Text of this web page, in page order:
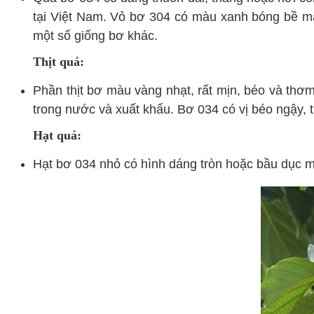
tại Việt Nam. Vỏ bơ 304 có màu xanh bóng bề
một số giống bơ khác.
Thịt quả:
Phần thịt bơ màu vàng nhạt, rất mịn, béo và
trong nước và xuất khẩu. Bơ 034 có vị béo
Hạt quả:
Hạt bơ 034 nhỏ có hình dáng tròn hoặc bầu dục